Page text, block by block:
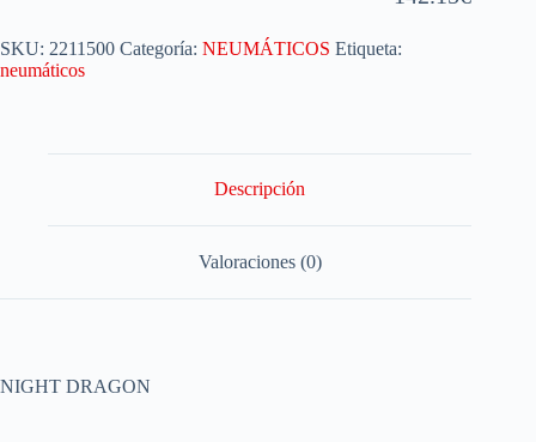
SKU: 2211500 Categoría: NEUMÁTICOS Etiqueta:
neumáticos
Descripción
Valoraciones (0)
NIGHT DRAGON